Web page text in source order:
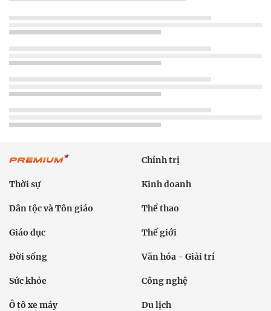
Chính trị
Thời sự Kinh doanh
Dân tộc và Tôn giáo Thể thao
Giáo dục Thế giới
Đời sống Văn hóa - Giải trí
Sức khỏe Công nghệ
Ô tô xe máy Du lịch